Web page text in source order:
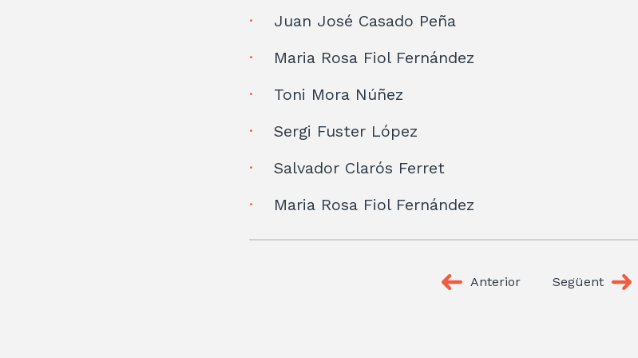
Juan José Casado Peña
Maria Rosa Fiol Fernández
Toni Mora Núñez
Sergi Fuster López
Salvador Clarós Ferret
Maria Rosa Fiol Fernández
Anterior Següent